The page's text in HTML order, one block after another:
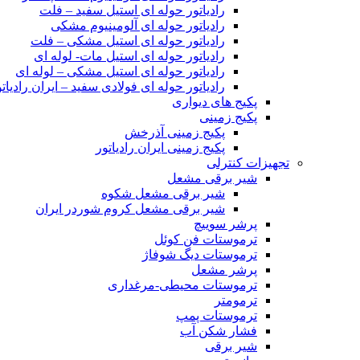
رادیاتور حوله ای استیل سفید – فلت
رادیاتور حوله ای آلومینیوم مشکی
رادیاتور حوله ای استیل مشکی – فلت
رادیاتور حوله ای استیل مات- لوله ای
رادیاتور حوله ای استیل مشکی – لوله ای
رادیاتور حوله ای فولادی سفید – ایران
پکیج های دیواری
پکیج زمینی
پکیج زمینی آذرخش
پکیج زمینی ایران رادیاتور
تجهیزات کنترلی
شیر برقی مشعل
شیر برقی مشعل شکوه
شیر برقی مشعل کروم شوردر ایران
پرشر سوییچ
ترموستات فن کوئل
ترموستات دیگ شوفاژ
پرشر مشعل
ترموستات محیطی-مرغداری
ترمومتر
ترموستات پمپ
فشار شکن آب
شیر برقی